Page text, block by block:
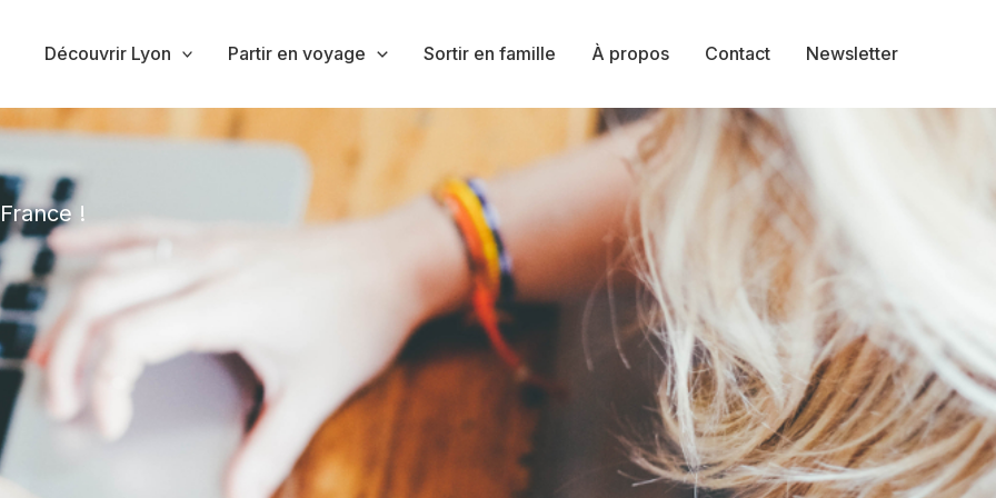
Découvrir Lyon Partir en voyage Sortir en famille À propos Contact Newsletter
!